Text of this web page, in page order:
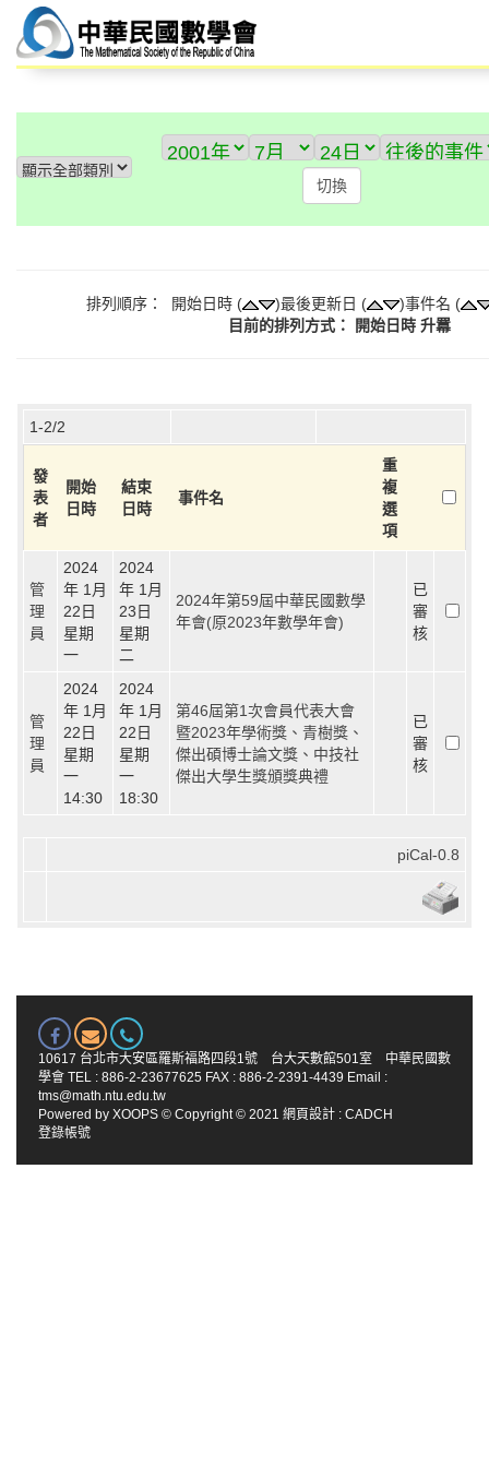
排列順序： 開始日時 ( )最後更新日 (
)事件名 (
目前的排列方式： 開始日時 升羃
1-2/2
發
表
者
開始
日時
結束
日時
事件名
重
複
選
項
管
理
員
2024
年 1月
22日
星期
一
2024
年 1月
23日
星期
二
2024年第59屆中華民國數學
年會(原2023年數學年會)
已
審
核
管
理
員
2024
年 1月
22日
星期
一
14:30
2024
年 1月
22日
星期
一
18:30
第46屆第1次會員代表大會
暨2023年學術獎、青樹獎、
傑出碩博士論文獎、中技社
傑出大學生獎頒獎典禮
已
審
核
piCal-0.8
10617 台北市大安區羅斯福路四段1號 台大天數館501室 中華民國數
學會 TEL : 886-2-23677625 FAX : 886-2-2391-4439 Email :
tms@math.ntu.edu.tw
Powered by XOOPS © Copyright © 2021 網頁設計 : CADCH
登錄帳號